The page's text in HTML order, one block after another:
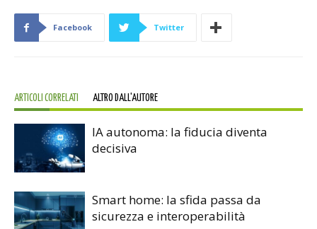
Facebook Twitter
ARTICOLI CORRELATI ALTRO DALL'AUTORE
IA autonoma: la fiducia diventa
decisiva
Smart home: la sfida passa da
sicurezza e interoperabilità